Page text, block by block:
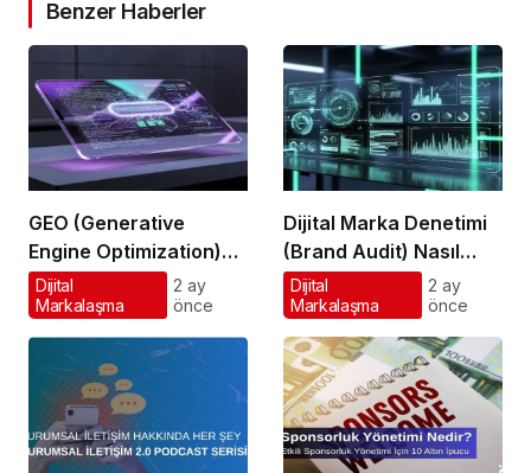
Benzer Haberler
GEO (Generative
Engine Optimization)
Nedir?
Dijital
Markalaşma
2 ay
önce
Dijital Marka Denetimi
(Brand Audit) Nasıl
Yapılır?
Dijital
Markalaşma
2 ay
önce